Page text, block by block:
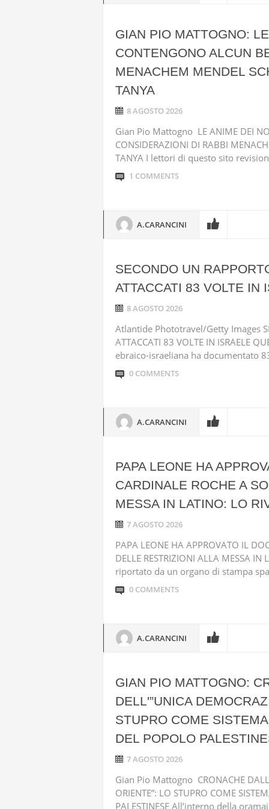
GIAN PIO MATTOGNO:
CONTENGONO ALCUN
MENACHEM MENDEL
TANYA
8 AGOSTO 2026
Gian Pio Mattogno LE ANIME DEI
CONSIDERAZIONI DI RABBI
TANYA I lettori di questo sito
1 COMMENTS
A.CARANCINI
SECONDO UN
ATTACCATI 83 VOLTE IN
8 AGOSTO 2026
Atlantide Phototravel/Getty Images
ATTACCATI 83 VOLTE IN ISRAELE
ebraico-israeliana ha documentato
0 COMMENTS
A.CARANCINI
PAPA LEONE HA
CARDINALE ROCHE A
MESSA IN LATINO: LO
7 AGOSTO 2026
PAPA LEONE HA APPROVATO IL
DELLE RESTRIZIONI ALLA MESSA
riportato da un organo di stampa
0 COMMENTS
A.CARANCINI
GIAN PIO MATTOGNO:
DELL'”UNICA
STUPRO COME
DEL POPOLO
7 AGOSTO 2026
Gian Pio Mattogno CRONACHE
ORIENTE”: LO STUPRO COME
PALESTINESE All’interno della